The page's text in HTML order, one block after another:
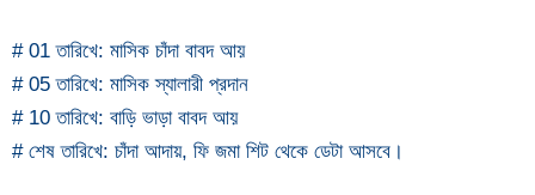
# 01 তারিখে: মাসিক চাঁদা বাবদ আয়
# 05 তারিখে: মাসিক স্যালারী প্রদান
# 10 তারিখে: বাড়ি ভাড়া বাবদ আয়
# শেষ তারিখে: চাঁদা আদায়, ফি জমা শিট থেকে ডেটা আসবে।